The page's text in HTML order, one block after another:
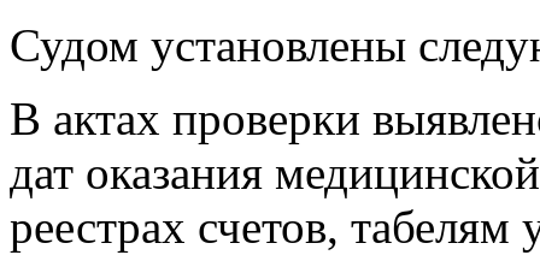
Судом установлены
В актах проверки
дат оказания
реестрах счетов, табелям